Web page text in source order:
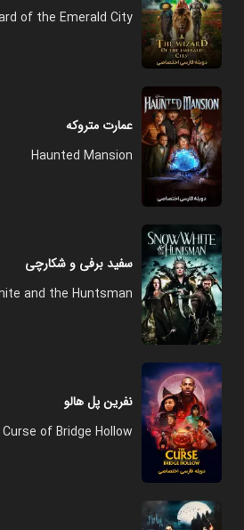
of the Emerald City
عمارت متروکه
Haunted Mansion
سفید برفی و شکارچی
and the Huntsman
نفرین پل هالو
of Bridge Hollow